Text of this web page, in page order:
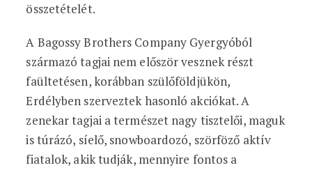
összetételét.
A Bagossy Brothers Company Gyergyóból
származó tagjai nem először vesznek részt
faültetésen, korábban szülőföldjükön,
Erdélyben szerveztek hasonló akciókat. A
zenekar tagjai a természet nagy tisztelői, maguk
is túrázó, síelő, snowboardozó, szörföző aktív
fiatalok, akik tudják, mennyire fontos a